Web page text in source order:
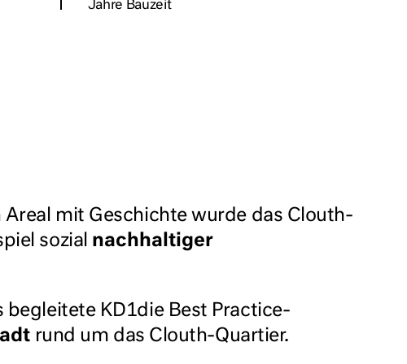
Jahre Bauzeit
mit Geschichte wurde das Clouth-
sozial nachhaltiger
begleitete KD1die Best Practice-
rund um das Clouth-Quartier.